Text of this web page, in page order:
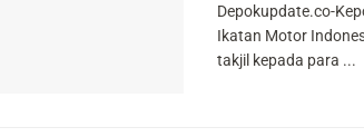
Depokupdate.co-
Ikatan Motor
takjil kepada para ...